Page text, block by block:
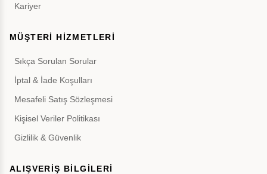
Kariyer
MÜŞTERİ HİZMETLERİ
Sıkça Sorulan Sorular
İptal & İade Koşulları
Mesafeli Satış Sözleşmesi
Kişisel Veriler Politikası
Gizlilik & Güvenlik
ALIŞVERİŞ BİLGİLERİ